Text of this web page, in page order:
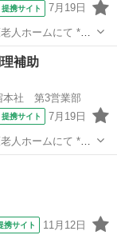
提携サイト 7月19日
人ホームにて *＼
補助
本社 第3営業部
提携サイト 7月19日
人ホームにて *＼
務など。 ■入
携サイト 11月12日